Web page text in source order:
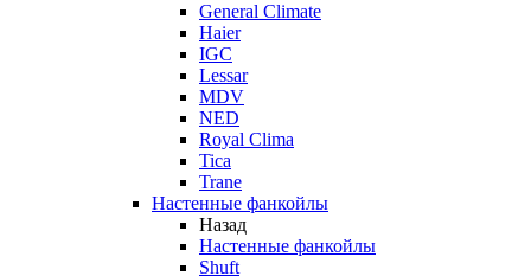
General Climate
Haier
IGC
Lessar
MDV
NED
Royal Clima
Tica
Trane
Настенные фанкойлы
Назад
Настенные фанкойлы
Shuft